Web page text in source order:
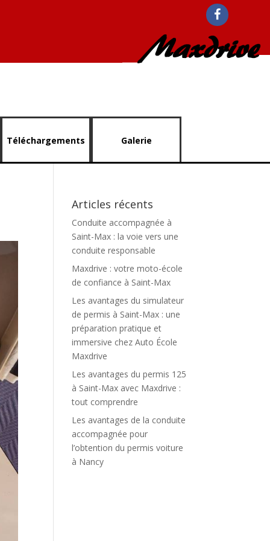
Téléchargements Galerie
Articles récents
Conduite accompagnée à
Saint-Max : la voie vers une
conduite responsable
Maxdrive : votre moto-école
de confiance à Saint-Max
Les avantages du simulateur
de permis à Saint-Max : une
préparation pratique et
immersive chez Auto École
Maxdrive
Les avantages du permis 125
à Saint-Max avec Maxdrive :
tout comprendre
Les avantages de la conduite
accompagnée pour
l’obtention du permis voiture
à Nancy